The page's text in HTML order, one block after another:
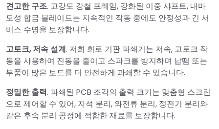
견고한 구조. 고강도 강철 프레임, 강화된 이중 샤프트, 내마
모성 합금 블레이드는 지속적인 작동 중에도 안정성과 긴 서
비스 수명을 보장합니다.
고토크, 저속 설계. 저희 회로 기판 파쇄기는 저속, 고토크 작
동을 사용하여 진동을 줄이고 스파크를 방지하며 납땜 또는
부품이 많은 보드를 더 안전하게 파쇄할 수 있습니다.
정밀한 출력. 파쇄된 PCB 조각의 출력 크기는 맞춤형 스크린
으로 제어할 수 있어, 자석 분리, 와전류 분리, 정전기 분리와
같은 후속 분리 공정에 적합한 재료를 보장합니다.